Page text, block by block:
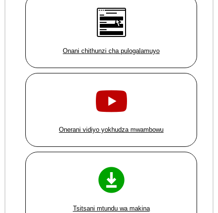
Onani chithunzi cha pulogalamuyo
Onerani vidiyo yokhudza mwambowu
Tsitsani mtundu wa makina